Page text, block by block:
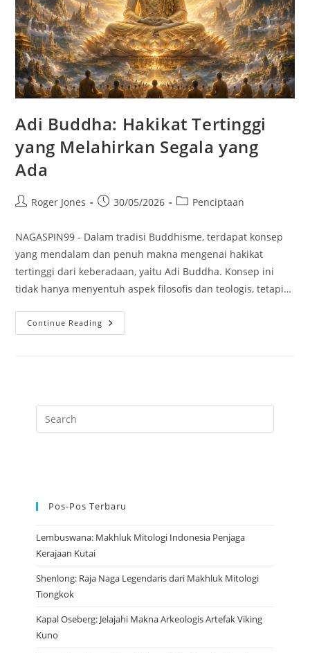
Adi Buddha: Hakikat Tertinggi
yang Melahirkan Segala yang
Ada
PostRoger Jones
Post30/05/2026
PostPenciptaan
NAGASPIN99 - Dalam tradisi Buddhisme, terdapat konsep
yang mendalam dan penuh makna mengenai hakikat
tertinggi dari keberadaan, yaitu Adi Buddha. Konsep ini
tidak hanya menyentuh aspek filosofis dan teologis, tetapi…
Continue Reading Adi
Buddha:
Pos-Pos Terbaru
Lembuswana: Makhluk Mitologi Indonesia Penjaga
Kerajaan Kutai
Shenlong: Raja Naga Legendaris dari Makhluk Mitologi
Tiongkok
Kapal Oseberg: Jelajahi Makna Arkeologis Artefak Viking
Kuno